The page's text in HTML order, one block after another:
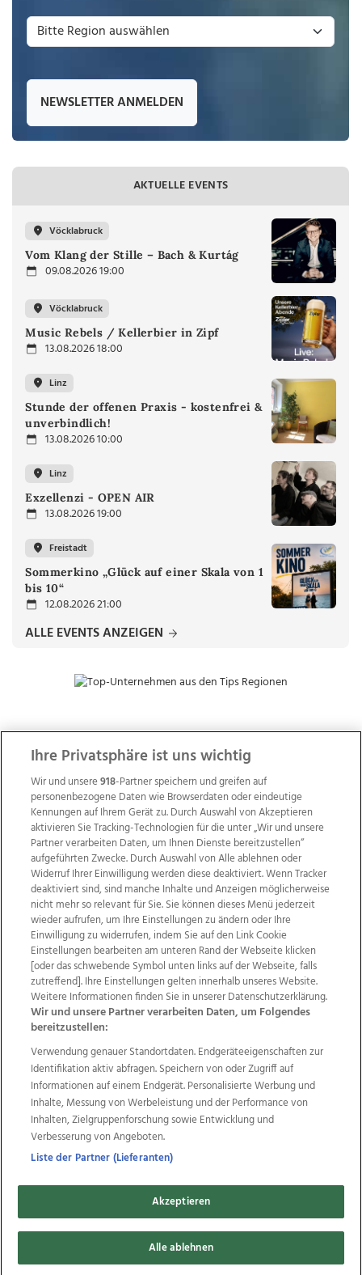
NEWSLETTER ANMELDEN
AKTUELLE EVENTS
Vöcklabruck
Vom Klang der Stille – Bach & Kurtág
09.08.2026 19:00
Vöcklabruck
Music Rebels / Kellerbier in Zipf
13.08.2026 18:00
Linz
Stunde der offenen Praxis - kostenfrei &
unverbindlich!
13.08.2026 10:00
Linz
Exzellenzi - OPEN AIR
13.08.2026 19:00
Freistadt
Sommerkino „Glück auf einer Skala von 1
bis 10“
12.08.2026 21:00
ALLE EVENTS ANZEIGEN
ZUR NACHRICHTENÜBERSICHT
Wir über uns Mediadaten Kontakt
Jobs
Datenschutz
Impressum
AGB Anzeigekunden
AGB Website
Ehrenkodex Politische Werbung
Weitere Angebote des Medienhauses Wimmer
TV1 di-mog-i.at OÖNow
Ischler Woche
Life Radio
OÖNachrichten
OÖN Immobilien
OÖN Karriere
OÖN Reise
Promenaden Galerien
Regionaljobs
wasistlos.at
Copyrights © 2026 Tips Zeitungs GmbH & Co KG
developed by11x11.net
Ihre Privatsphäre ist uns wichtig
Wir und unsere918-Partner speichern und greifen auf
personenbezogene Daten wie Browserdaten oder eindeutige
Kennungen auf Ihrem Gerät zu. Durch Auswahl von Akzeptieren
aktivieren Sie Tracking-Technologien für die unter „Wir und unsere
Partner verarbeiten Daten, um Ihnen Dienste bereitzustellen“
aufgeführten Zwecke. Durch Auswahl von Alle ablehnen oder
Widerruf Ihrer Einwilligung werden diese deaktiviert. Wenn Tracker
deaktiviert sind, sind manche Inhalte und Anzeigen möglicherweise
nicht mehr so relevant für Sie. Sie können dieses Menü jederzeit
wieder aufrufen, um Ihre Einstellungen zu ändern oder Ihre
Einwilligung zu widerrufen, indem Sie auf den Link Cookie
Einstellungen bearbeiten am unteren Rand der Webseite klicken
[oder das schwebende Symbol unten links auf der Webseite, falls
zutreffend]. Ihre Einstellungen gelten innerhalb unseres Website.
Weitere Informationen finden Sie in unserer Datenschutzerklärung.
Wir und unsere Partner verarbeiten Daten, um Folgendes
bereitzustellen:
Verwendung genauer Standortdaten. Endgeräteeigenschaften zur
Identifikation aktiv abfragen. Speichern von oder Zugriff auf
Informationen auf einem Endgerät. Personalisierte Werbung und
Inhalte, Messung von Werbeleistung und der Performance von
Inhalten, Zielgruppenforschung sowie Entwicklung und
Verbesserung von Angeboten.
Liste der Partner (Lieferanten)
Akzeptieren
Alle ablehnen